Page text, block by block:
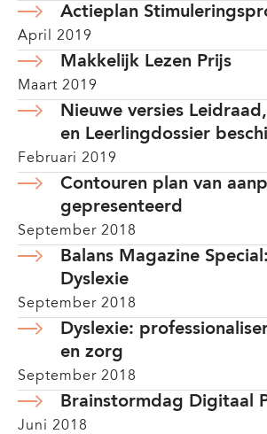
Actieplan
April 2019
Makkelijk Lezen Prijs
Maart 2019
Nieuwe versies
en Leerlingdossier
Februari 2019
Contouren plan van
gepresenteerd
September 2018
Balans Magazine
Dyslexie
September 2018
Dyslexie:
en zorg
September 2018
Brainstormdag Digitaal
Juni 2018